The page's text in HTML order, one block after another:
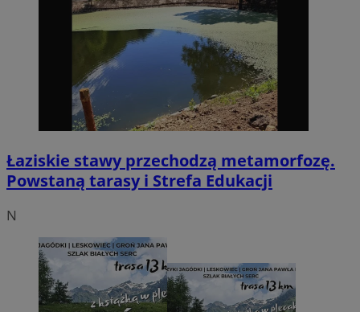
Łaziskie stawy przechodzą metamorfozę.
Powstaną tarasy i Strefa Edukacji
N